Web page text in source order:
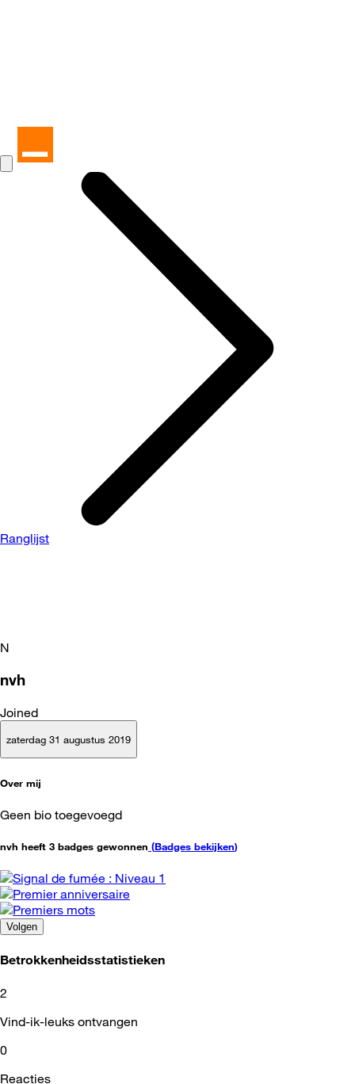
Ranglijst
N
nvh
Joined
zaterdag 31 augustus 2019
Over mij
Geen bio toegevoegd
nvh heeft 3 badges gewonnen (Badges bekijken)
Volgen
Betrokkenheidsstatistieken
2
Vind-ik-leuks ontvangen
0
Reacties